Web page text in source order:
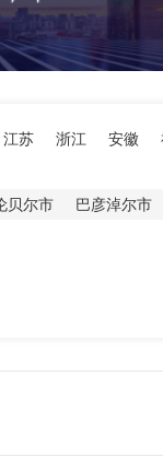
江苏 浙江 安徽
贝尔市 巴彦淖尔市